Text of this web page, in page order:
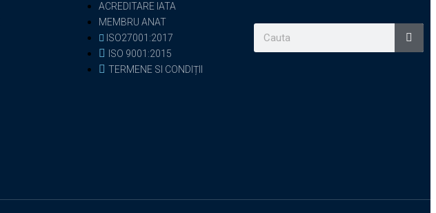
ACREDITARE IATA
MEMBRU ANAT
ISO27001:2017
ISO 9001:2015
TERMENE SI CONDIȚII